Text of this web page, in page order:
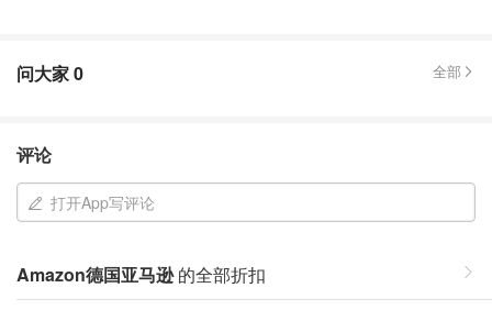
问大家0 全部
评论
打开App写评论
Amazon德国亚马逊的全部折扣